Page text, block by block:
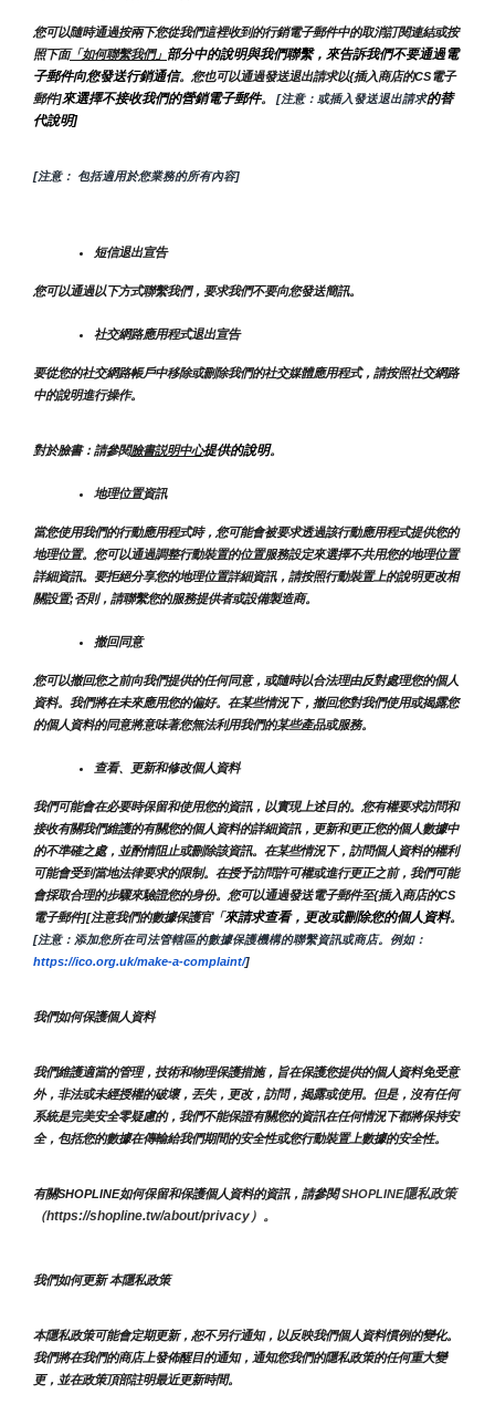
您可以隨時通過按兩下您從我們這裡收到的行銷電子郵件中的取消訂閱連結或按
照下面「如何聯繫我們」 部分中的說明與我們聯繫，來告訴我們不要通過電
子郵件向您發送行銷通信。您也可以通過發送退出請求以{插入商店的CS電子
郵件]來選擇不接收我們的營銷電子郵件。 [注意：或插入發送退出請求的替
代說明]
[注意： 包括適用於您業務的所有內容]
短信退出宣告
您可以通過以下方式聯繫我們，要求我們不要向您發送簡訊。
社交網路應用程式退出宣告
要從您的社交網路帳戶中移除或刪除我們的社交媒體應用程式，請按照社交網路
中的說明進行操作。
對於臉書：請參閱臉書説明中心提供的說明。
地理位置資訊
當您使用我們的行動應用程式時，您可能會被要求透過該行動應用程式提供您的
地理位置。您可以通過調整行動裝置的位置服務設定來選擇不共用您的地理位置
詳細資訊。要拒絕分享您的地理位置詳細資訊，請按照行動裝置上的說明更改相
關設置;否則，請聯繫您的服務提供者或設備製造商。
撤回同意
您可以撤回您之前向我們提供的任何同意，或隨時以合法理由反對處理您的個人
資料。我們將在未來應用您的偏好。在某些情況下，撤回您對我們使用或揭露您
的個人資料的同意將意味著您無法利用我們的某些產品或服務。
查看、更新和修改個人資料
我們可能會在必要時保留和使用您的資訊，以實現上述目的。您有權要求訪問和
接收有關我們維護的有關您的個人資料的詳細資訊，更新和更正您的個人數據中
的不準確之處，並酌情阻止或刪除該資訊。在某些情況下，訪問個人資料的權利
可能會受到當地法律要求的限制。在授予訪問許可權或進行更正之前，我們可能
會採取合理的步驟來驗證您的身份。您可以通過發送電子郵件至{插入商店的CS
電子郵件][注意我們的數據保護官「來請求查看，更改或刪除您的個人資料。
[注意：添加您所在司法管轄區的數據保護機構的聯繫資訊或商店。例如：
https://ico.org.uk/make-a-complaint/]
我們如何保護個人資料
我們維護適當的管理，技術和物理保護措施，旨在保護您提供的個人資料免受意
外，非法或未經授權的破壞，丟失，更改，訪問，揭露或使用。但是，沒有任何
系統是完美安全零疑慮的，我們不能保證有關您的資訊在任何情況下都將保持安
全，包括您的數據在傳輸給我們期間的安全性或您行動裝置上數據的安全性。
有關SHOPLINE如何保留和保護個人資料的資訊，請參閱 SHOPLINE隱私政策
（https://shopline.tw/about/privacy）。
我們如何更新 本隱私政策
本隱私政策可能會定期更新，恕不另行通知，以反映我們個人資料慣例的變化。
我們將在我們的商店上發佈醒目的通知，通知您我們的隱私政策的任何重大變
更，並在政策頂部註明最近更新時間。